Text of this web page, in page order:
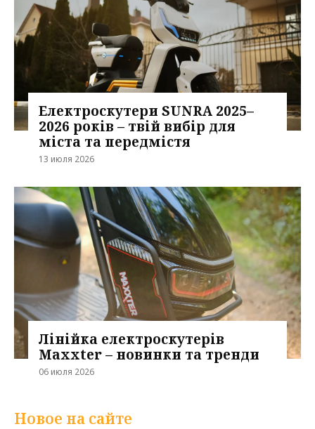
Електроскутери SUNRA 2025–
2026 років – твій вибір для
міста та передмістя
13 июля 2026
Лінійка електроскутерів
Maxxter – новинки та тренди
06 июля 2026
Новое на сайте